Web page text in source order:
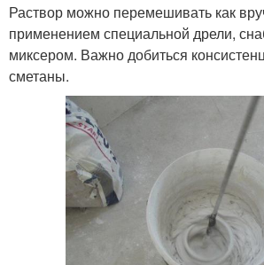
Раствор можно перемешивать как
применением специальной дрели,
миксером. Важно добиться
сметаны.